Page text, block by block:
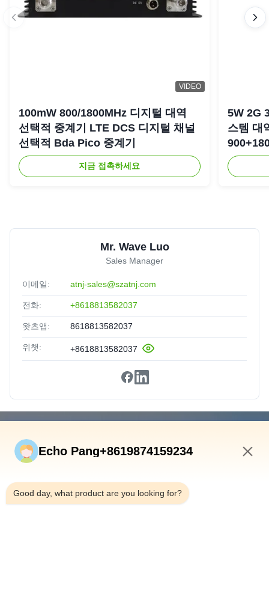
VIDEO
100mW 800/1800MHz 디지털 대역
선택적 중계기 LTE DCS 디지털 채널
선택적 Bda Pico 중계기
지금 접촉하세요
5W 2G
스템 대
복기
Mr. Wave Luo
Sales Manager
이메일: atnj-sales@szatnj.com
전화: +8618813582037
왓츠앱: 8618813582037
위챗: +8618813582037
집
우리 에 관한 것
공장 투어
Echo Pang+8619874159234
Good day, what product are you looking for?